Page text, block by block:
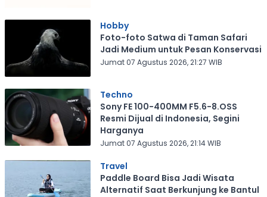
Hobby
Foto-foto Satwa di Taman Safari
Jadi Medium untuk Pesan Konservasi
Jumat 07 Agustus 2026, 21:27 WIB
Techno
Sony FE 100-400MM F5.6-8.OSS
Resmi Dijual di Indonesia, Segini
Harganya
Jumat 07 Agustus 2026, 21:14 WIB
Travel
Paddle Board Bisa Jadi Wisata
Alternatif Saat Berkunjung ke Bantul